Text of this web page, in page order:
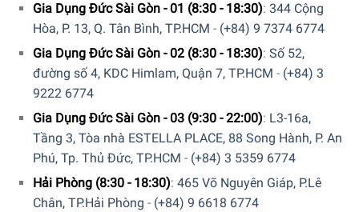
Bếp từ Miele KM 7897 FL được tích hợp cơ chế phát hiện nồi
Nấu nhanh hơn với tính năng TwinBooster
Nếu bạn cần rút ngắn thời gian khi nấu nướng, chức năng
tạo nhiệt nhanh TwinBooster độc quyền của Miele sẽ giúp
bạn. Bếp từ Miele KM 7897 FL giúp bạn linh hoạt hơn khi
nấu nướng nhờ tính năng tăng cường công suất từ vào
vùng nấu cần thiết. Khi được chọn, công suất đầu ra của
Gia Dụng Đức Sài Gòn - 01 (8:30 - 18:30): 344 Cộng
Hòa, P. 13, Q. Tân Bình, TP.HCM - (+84) 9 7374 6774
Gia Dụng Đức Sài Gòn - 02 (8:30 - 18:30): Số 52,
đường số 4, KDC Himlam, Quận 7, TP.HCM - (+84) 3
9222 6774
Gia Dụng Đức Sài Gòn - 03 (9:30 - 22:00): L3-16a,
Tầng 3, Tòa nhà ESTELLA PLACE, 88 Song Hành, P. An
Phú, Tp. Thủ Đức, TP.HCM - (+84) 3 5359 6774
Hải Phòng (8:30 - 18:30): 465 Võ Nguyên Giáp, P.Lê
Chân, TP.Hải Phòng - (+84) 9 6618 6774